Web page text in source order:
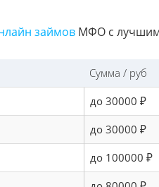
займов МФО с
Сумма / руб
до 30000 ₽
до 30000 ₽
до 100000 ₽